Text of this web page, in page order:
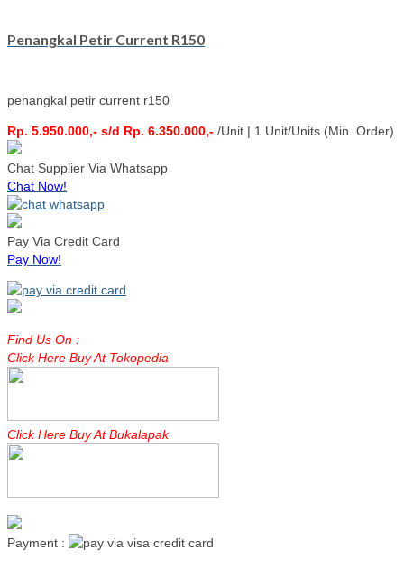
Penangkal Petir Current R150
penangkal petir current r150
Rp. 5.950.000,- s/d Rp. 6.350.000,- /Unit | 1 Unit/Units (Min. Order)
Chat Supplier Via Whatsapp
Chat Now!
Pay Via Credit Card
Pay Now!
Find Us On :
Click Here Buy At Tokopedia
Click Here Buy At Bukalapak
Payment :